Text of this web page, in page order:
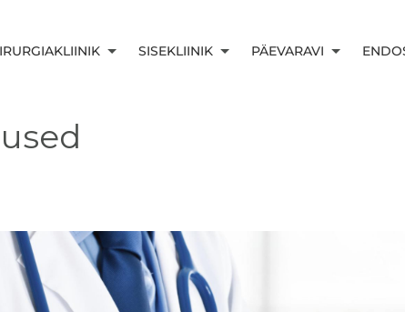
SISEKLIINIK PÄEVARAVI